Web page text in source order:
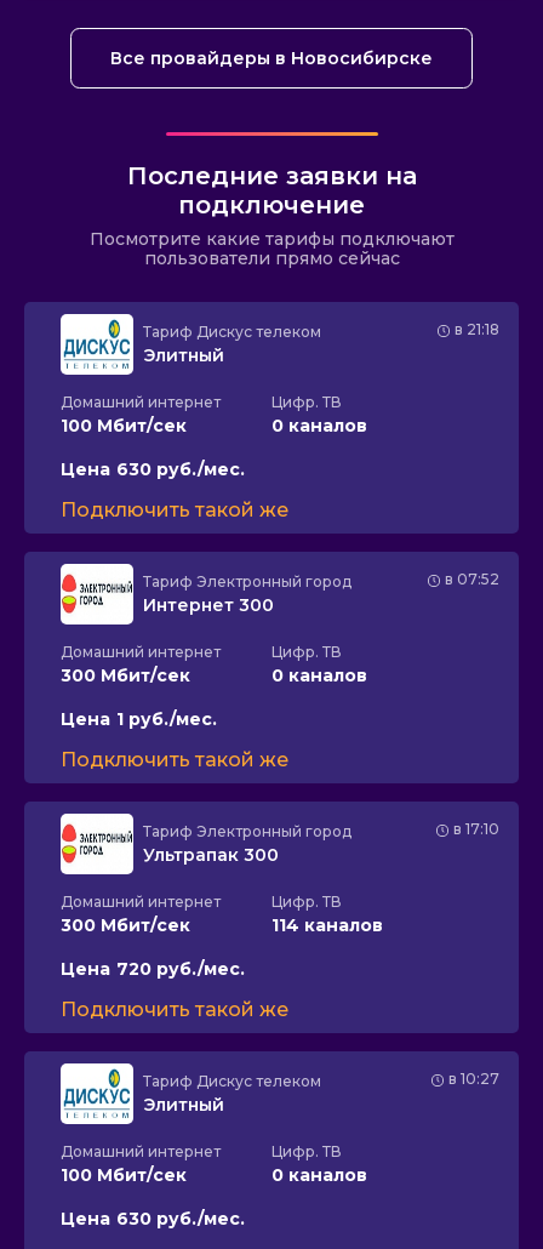
Все провайдеры в Новосибирске
Последние заявки на
подключение
Посмотрите какие тарифы подключают
пользователи прямо сейчас
в 21:18
Тариф Дискус телеком
Элитный
Домашний интернет
100 Мбит/сек
Цифр. ТВ
0 каналов
Цена 630 руб./мес.
Подключить такой же
в 07:52
Тариф Электронный город
Интернет 300
Домашний интернет
300 Мбит/сек
Цифр. ТВ
0 каналов
Цена 1 руб./мес.
Подключить такой же
в 17:10
Тариф Электронный город
Ультрапак 300
Домашний интернет
300 Мбит/сек
Цифр. ТВ
114 каналов
Цена 720 руб./мес.
Подключить такой же
в 10:27
Тариф Дискус телеком
Элитный
Домашний интернет
100 Мбит/сек
Цифр. ТВ
0 каналов
Цена 630 руб./мес.